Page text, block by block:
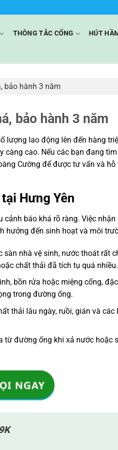
THÔNG TẮC CỐNG HÚT
bảo hành 3 năm
bảo hành 3 năm
lượng lao động lên đến hàng
càng cao. Nếu các bạn đang
Cường để được tư vấn và
Hưng Yên
báo khá rõ ràng. Việc nhận
đến sinh hoạt và môi
nhà vệ sinh, nước thoát rất
chất thải đã tích tụ quá nhiều.
bồn rửa hoặc miệng cống,
trong đường ống.
thải lâu ngày, ruồi, gián và các
đường ống khi xả nước hoặc